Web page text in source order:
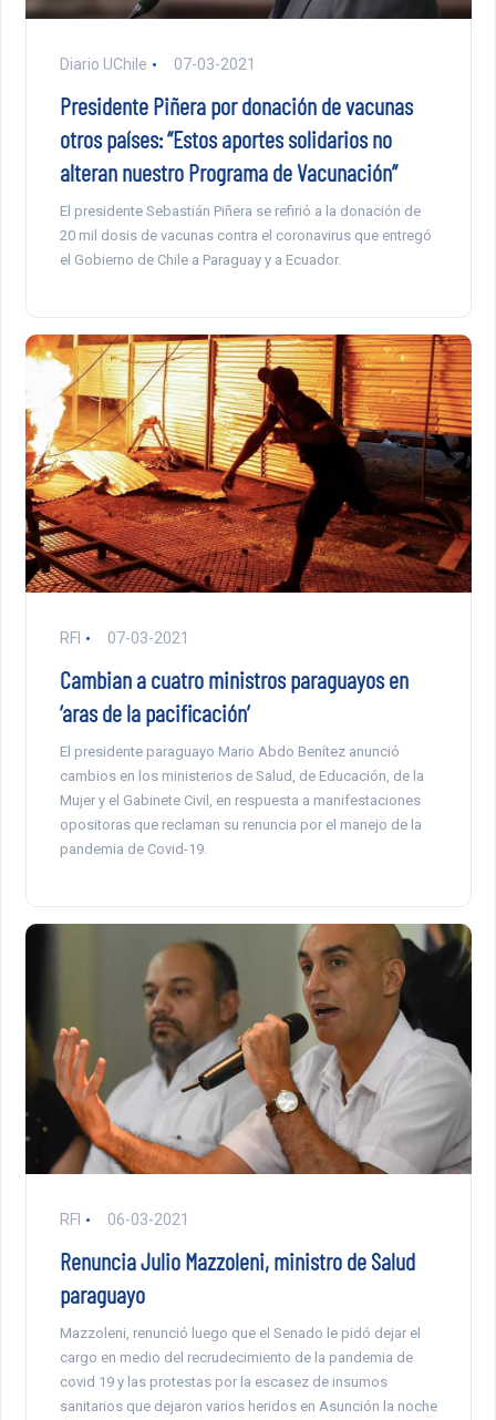
Diario UChile 07-03-2021
Presidente Piñera por donación de vacunas
otros países: “Estos aportes solidarios no
alteran nuestro Programa de Vacunación”
El presidente Sebastián Piñera se refirió a la donación de
20 mil dosis de vacunas contra el coronavirus que entregó
el Gobierno de Chile a Paraguay y a Ecuador.
RFI 07-03-2021
Cambian a cuatro ministros paraguayos en
‘aras de la pacificación’
El presidente paraguayo Mario Abdo Benítez anunció
cambios en los ministerios de Salud, de Educación, de la
Mujer y el Gabinete Civil, en respuesta a manifestaciones
opositoras que reclaman su renuncia por el manejo de la
pandemia de Covid-19.
RFI 06-03-2021
Renuncia Julio Mazzoleni, ministro de Salud
paraguayo
Mazzoleni, renunció luego que el Senado le pidó dejar el
cargo en medio del recrudecimiento de la pandemia de
covid 19 y las protestas por la escasez de insumos
sanitarios que dejaron varios heridos en Asunción la noche